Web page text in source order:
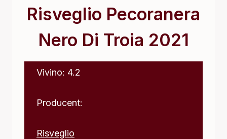
Risveglio Pecoranera
Nero Di Troia 2021
Vivino: 4.2
Producent:
Risveglio